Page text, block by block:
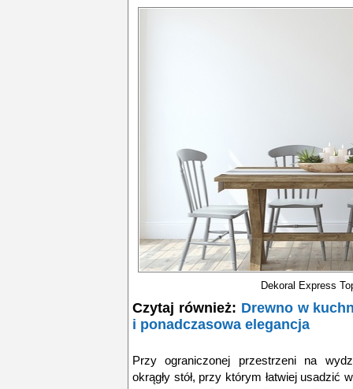
Dekoral Express
Czytaj również: Drewno w
i ponadczasowa elegancja
Przy ograniczonej przestrzeni na
okrągły stół, przy którym łatwiej